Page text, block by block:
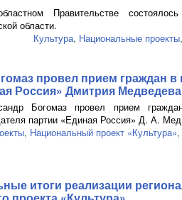
Правительстве
области.
Культура, Национальные проекты,
провел прием граждан
Россия» Дмитрия Медведева
Богомаз провел прием
партии «Единая Россия» Д. А.
, Национальный проект «Культура»,
итоги реализации